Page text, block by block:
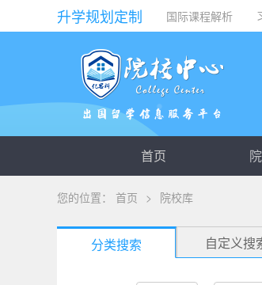
升学规划定制 国际课程解析
首页
您的位置： 首页 > 院校库
分类搜索 自定义搜